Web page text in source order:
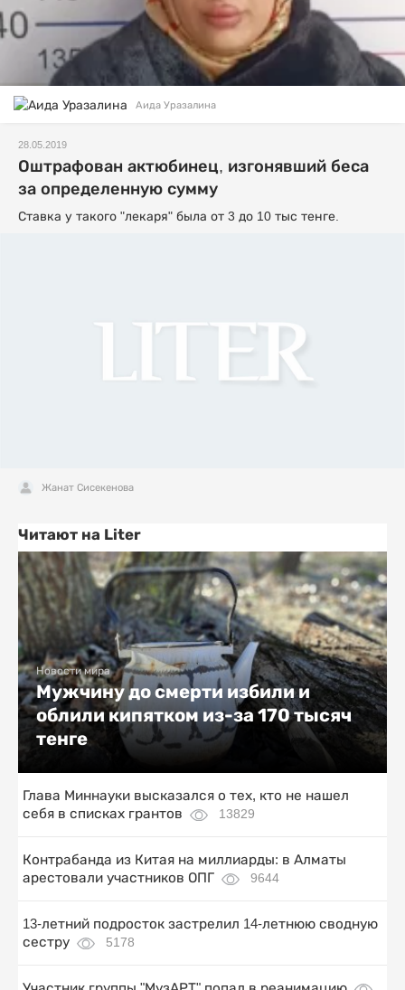
Аида Уразалина
28.05.2019
Оштрафован актюбинец, изгонявший беса
за определенную сумму
Ставка у такого "лекаря" была от 3 до 10 тыс тенге.
Жанат Сисекенова
Читают на Liter
Новости мира
Мужчину до смерти избили и
облили кипятком из-за 170 тысяч
тенге
Глава Миннауки высказался о тех, кто не нашел
себя в списках грантов
13829
Контрабанда из Китая на миллиарды: в Алматы
арестовали участников ОПГ
9644
13-летний подросток застрелил 14-летнюю сводную
сестру
5178